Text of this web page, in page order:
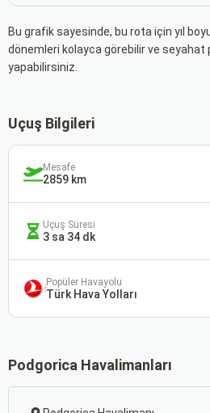
Bu grafik sayesinde, bu rota için yıl
dönemleri kolayca görebilir ve seyahat
yapabilirsiniz.
Uçuş Bilgileri
Mesafe
2859 km
Uçuş Süresi
3 sa 34 dk
Popüler Havayolu
Türk Hava Yolları
Podgorica Havalimanları